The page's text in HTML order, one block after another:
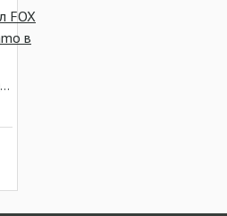
Поводковый материал FOX EDGES Camotex Soft Camo в оплетке